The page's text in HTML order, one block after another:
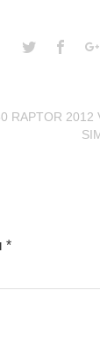
RAPTOR 2012
*